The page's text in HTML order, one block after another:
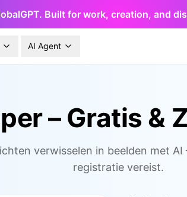
Built for work, creation, and
AI Agent
– Gratis &
verwisselen in beelden met
registratie vereist.